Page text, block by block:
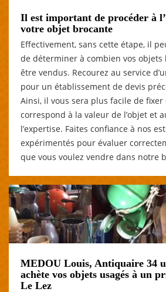
Il est important de procéder à
votre objet brocante
Effectivement, sans cette étape, il
de déterminer à combien vos
être vendus. Recourez au service
pour un établissement de devis
Ainsi, il vous sera plus facile de
correspond à la valeur de l’objet et
l’expertise. Faites confiance à nos
expérimentés pour évaluer
que vous voulez vendre dans notre
MEDOU Louis, Antiquaire 34
achète vos objets usagés à un
Le Lez